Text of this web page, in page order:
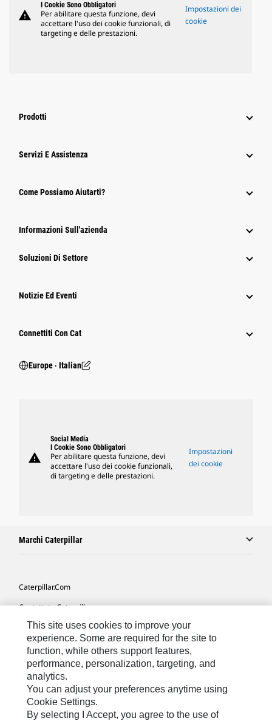
warning
I Cookie Sono Obbligatori
Per abilitare questa funzione, devi
accettare l'uso dei cookie funzionali, di
targeting e delle prestazioni.
Impostazioni dei
cookie
Prodotti
Servizi E Assistenza
Come Possiamo Aiutarti?
Informazioni Sull'azienda
Soluzioni Di Settore
Notizie Ed Eventi
Connettiti Con Cat
Europe ‧ Italian
warning
Social Media
I Cookie Sono Obbligatori
Per abilitare questa funzione, devi
accettare l'uso dei cookie funzionali,
di targeting e delle prestazioni.
Impostazioni
dei cookie
Marchi Caterpillar
Caterpillar.com
Contattate Caterpillar
Le Mie Preferenze Di Marketing
Mappa Del Sito
Cookie Settings
Informazioni Legali
Tutela Della Privacy
This site uses cookies to improve your
experience. Some are required for the site to
function, while others support features,
performance, personalization, targeting, and
analytics.
You can adjust your preferences anytime using
Cookie Settings.
By selecting I Accept, you agree to the use of